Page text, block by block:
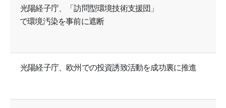
光陽経子庁、「訪問型環境技術支援団」
で環境汚染を事前に遮断
光陽経子庁、欧州での投資誘致活動を成功裏に推進